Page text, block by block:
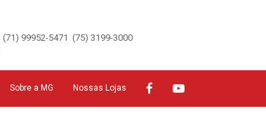
(71) 99952-5471 (75) 3199-3000
Sobre a MG Nossas Lojas